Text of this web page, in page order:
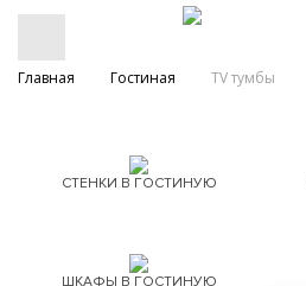
Главная Гостиная TV тумбы
СТЕНКИ В ГОСТИНУЮ
ШКАФЫ В ГОСТИНУЮ